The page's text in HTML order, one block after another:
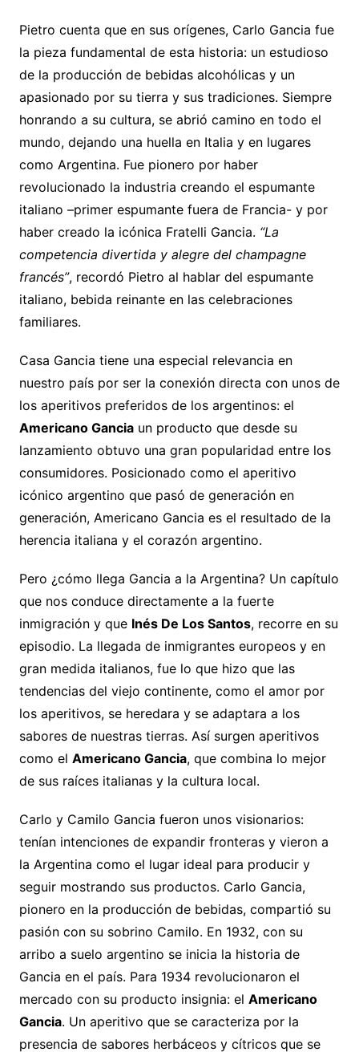
Pietro cuenta que en sus orígenes, Carlo Gancia fue
la pieza fundamental de esta historia: un estudioso
de la producción de bebidas alcohólicas y un
apasionado por su tierra y sus tradiciones. Siempre
honrando a su cultura, se abrió camino en todo el
mundo, dejando una huella en Italia y en lugares
como Argentina. Fue pionero por haber
revolucionado la industria creando el espumante
italiano –primer espumante fuera de Francia- y por
haber creado la icónica Fratelli Gancia. “La
competencia divertida y alegre del champagne
francés”, recordó Pietro al hablar del espumante
italiano, bebida reinante en las celebraciones
familiares.
Casa Gancia tiene una especial relevancia en
nuestro país por ser la conexión directa con unos de
los aperitivos preferidos de los argentinos: el
Americano Ganciaun producto que desde su
lanzamiento obtuvo una gran popularidad entre los
consumidores. Posicionado como el aperitivo
icónico argentino que pasó de generación en
generación, Americano Gancia es el resultado de la
herencia italiana y el corazón argentino.
Pero ¿cómo llega Gancia a la Argentina? Un capítulo
que nos conduce directamente a la fuerte
inmigración y que Inés De Los Santos, recorre en su
episodio. La llegada de inmigrantes europeos y en
gran medida italianos, fue lo que hizo que las
tendencias del viejo continente, como el amor por
los aperitivos, se heredara y se adaptara a los
sabores de nuestras tierras. Así surgen aperitivos
como el Americano Gancia, que combina lo mejor
de sus raíces italianas y la cultura local.
Carlo y Camilo Gancia fueron unos visionarios:
tenían intenciones de expandir fronteras y vieron a
la Argentina como el lugar ideal para producir y
seguir mostrando sus productos. Carlo Gancia,
pionero en la producción de bebidas, compartió su
pasión con su sobrino Camilo. En 1932, con su
arribo a suelo argentino se inicia la historia de
Gancia en el país. Para 1934 revolucionaron el
mercado con su producto insignia: el Americano
Gancia. Un aperitivo que se caracteriza por la
presencia de sabores herbáceos y cítricos que se